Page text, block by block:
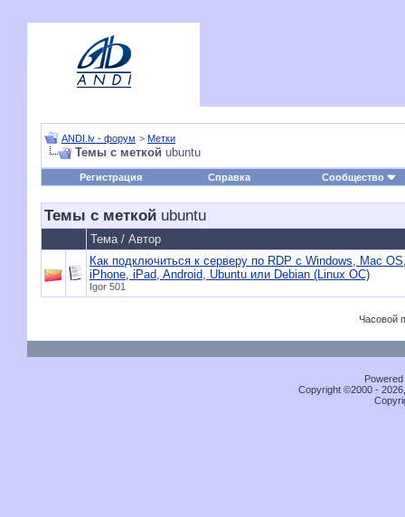
ANDI.lv - форум > Метки
Темы с меткой ubuntu
Регистрация Справка Сообщество
Темы с меткой ubuntu
Тема / Автор
Как подключиться к серверу по RDP c Windows, Mac
iPhone, iPad, Android, Ubuntu или Debian (Linux ОС)
Igor 501
Часовой
Copyright ©2000 -